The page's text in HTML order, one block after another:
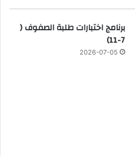
برنامج اختبارات طلبة الصفوف (
7-11)
2026-07-05